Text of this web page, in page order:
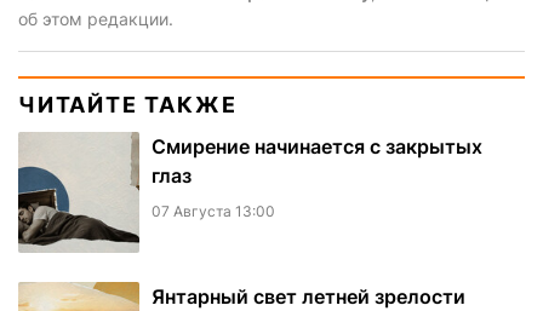
об этом редакции.
ЧИТАЙТЕ ТАКЖЕ
Смирение начинается с закрытых
глаз
07 Августа 13:00
Янтарный свет летней зрелости